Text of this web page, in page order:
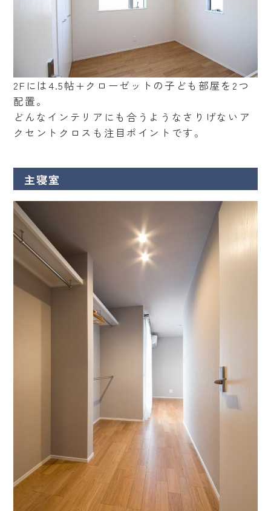
2Fには4.5帖+クローゼットの子ども部屋を2つ
配置。
どんなインテリアにも合うようなさりげないア
クセントクロスも注目ポイントです。
主寝室